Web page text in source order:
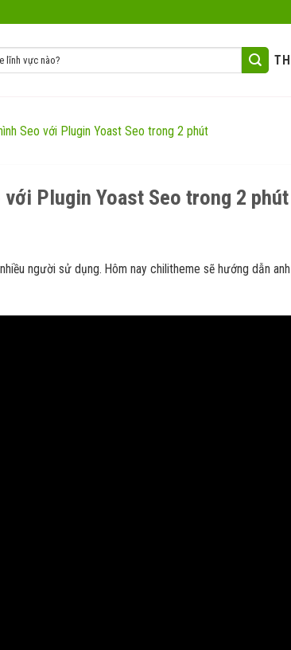
Seo với Plugin Yoast Seo trong 2 phút
Plugin Yoast Seo trong 2 phút
người sử dụng. Hôm nay chilitheme sẽ hướng dẫn